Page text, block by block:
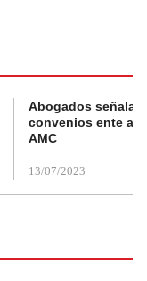
Abogados
convenios ente
AMC
13/07/2023